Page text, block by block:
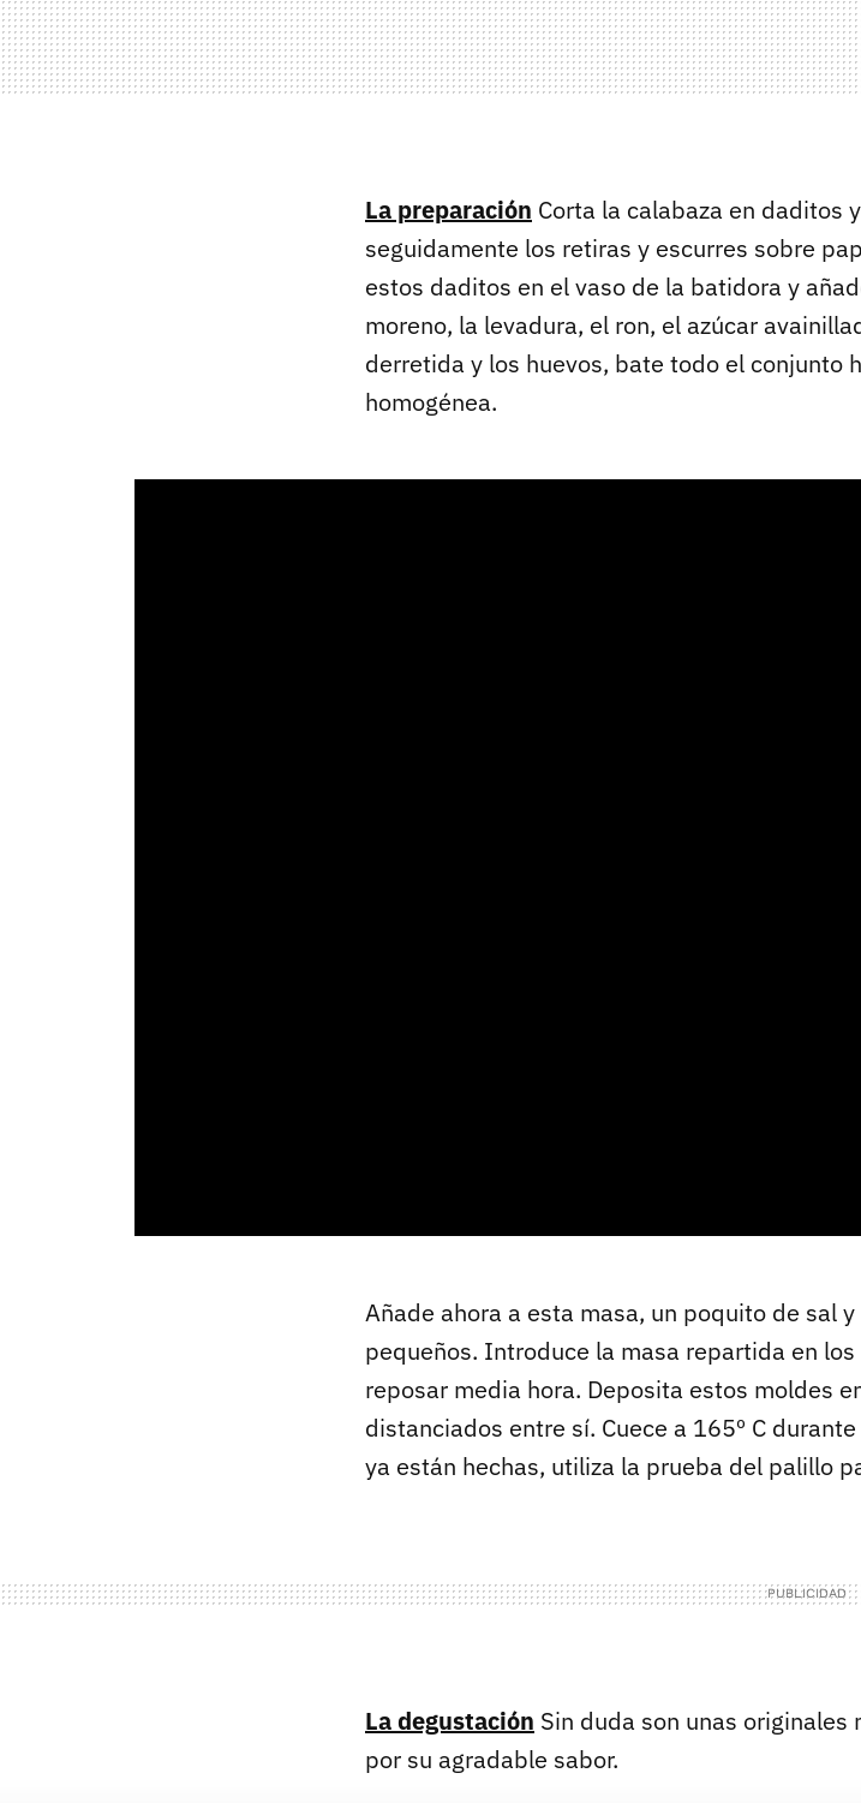
La preparación Corta la calabaza en daditos
seguidamente los retiras y escurres sobre
estos daditos en el vaso de la batidora y
moreno, la levadura, el ron, el azúcar
derretida y los huevos, bate todo el conjunto
homogénea.
Añade ahora a esta masa, un poquito de sal
pequeños. Introduce la masa repartida en
reposar media hora. Deposita estos moldes
distanciados entre sí. Cuece a 165º C
ya están hechas, utiliza la prueba del palillo
La degustación Sin duda son unas
por su agradable sabor.